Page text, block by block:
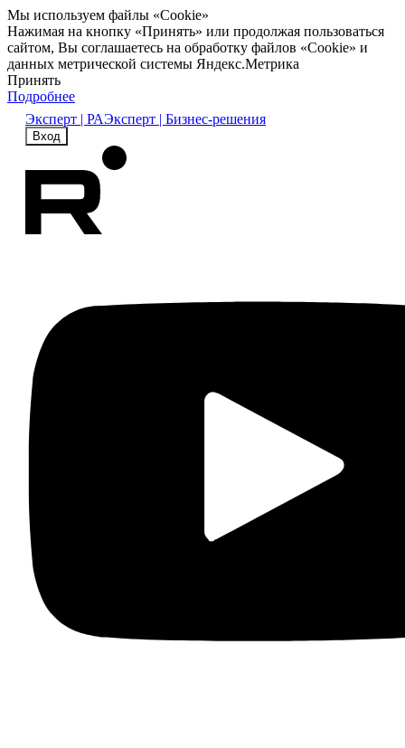
Мы используем файлы «Cookie»
Нажимая на кнопку «Принять» или продолжая пользоваться
сайтом, Вы соглашаетесь на обработку файлов «Cookie» и
данных метрической системы Яндекс.Метрика
Принять
Подробнее
Эксперт | РАЭксперт | Бизнес-решения
Вход